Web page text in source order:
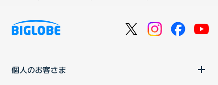
個人のお客さま